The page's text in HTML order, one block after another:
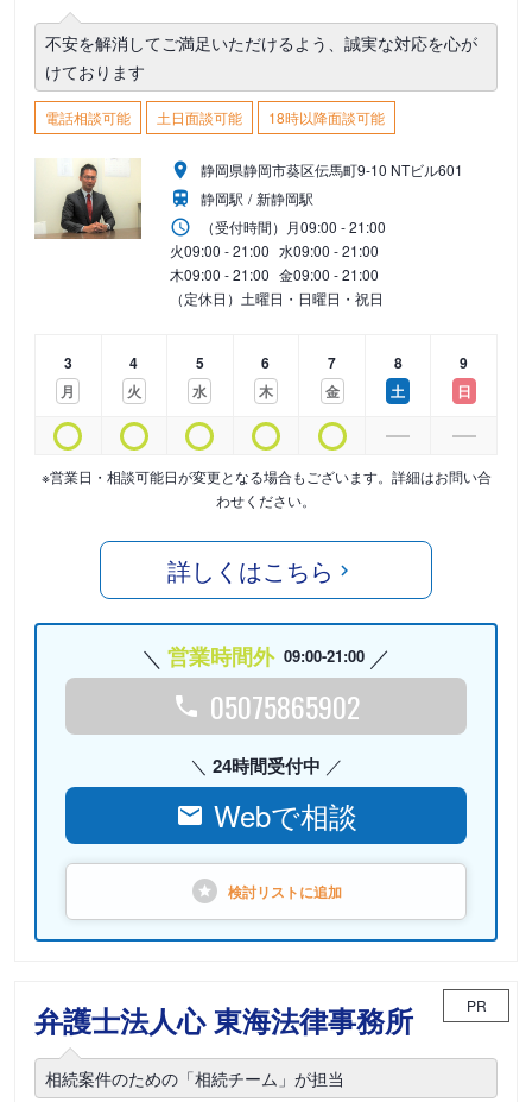
不安を解消してご満足いただけるよう、誠実な対応を心が
けております
電話相談可能 土日面談可能 18時以降面談可能
静岡県静岡市葵区伝馬町9-10 NTビル601
静岡駅
新静岡駅
（受付時間） 月09:00 - 21:00
火09:00 - 21:00 水09:00 - 21:00
木09:00 - 21:00 金09:00 - 21:00
（定休日）土曜日・日曜日・祝日
3
月
4
火
5
水
6
木
7
金
8
土
9
日
※営業日・相談可能日が変更となる場合もございます。詳細はお問い合
わせください。
詳しくはこちら
営業時間外 09:00-21:00
05075865902
24時間受付中
Webで相談
検討リストに追加
弁護士法人心 東海法律事務所 PR
相続案件のための「相続チーム」が担当